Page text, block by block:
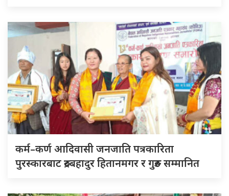
कर्म–कर्ण आदिवासी जनजाति पत्रकारिता
पुरस्कारबाट रुद्रबहादुर हितानमगर र गुरुङ सम्मानित